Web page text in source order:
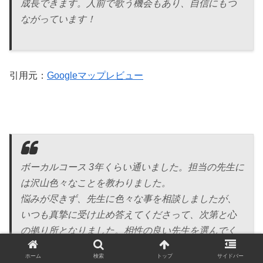
成長できます。人前で歌う機会もあり、自信にもつ
ながっています！
引用元： Googleマップレビュー
ボーカルコース 3年くらい通いました。担当の先生に
は沢山色々なことを教わりました。
悩みが尽きず、先生に色々な事を相談しましたが、
いつも真摯に受け止め答えてくださって、次第と心
の拠り所となりました。相性の良い先生を選んでく
ださるシステムらしく、本当に良い出会いとなりま
ホーム 検索 トップ サイドバー